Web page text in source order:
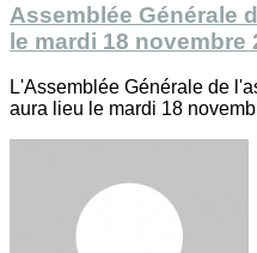
Assemblée Générale
le mardi 18 novembre
L'Assemblée Générale de
aura lieu le mardi 18